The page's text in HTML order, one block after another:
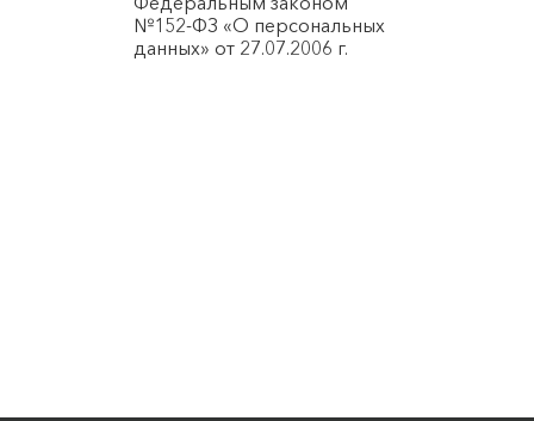
№152-ФЗ «О персональных
данных» от 27.07.2006 г.